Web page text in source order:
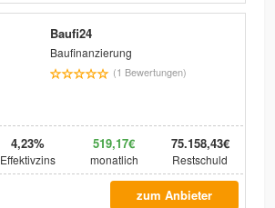
Baufi24
Baufinanzierung
(1 Bewertungen)
4,23%
Effektivzins
519,17€
monatlich
75.158,43€
Restschuld
zum Anbieter